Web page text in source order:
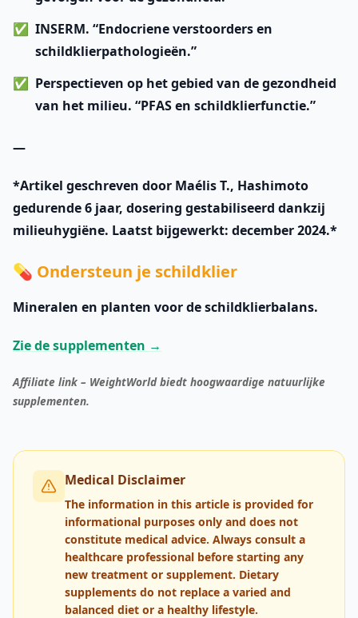
INSERM. “Endocriene verstoorders en
schildklierpathologieën.”
Perspectieven op het gebied van de gezondheid
van het milieu. “PFAS en schildklierfunctie.”
—
*Artikel geschreven door Maélis T., Hashimoto
gedurende 6 jaar, dosering gestabiliseerd dankzij
milieuhygiëne. Laatst bijgewerkt: december 2024.*
💊 Ondersteun je schildklier
Mineralen en planten voor de schildklierbalans.
Zie de supplementen →
Affiliate link – WeightWorld biedt hoogwaardige natuurlijke
supplementen.
Medical Disclaimer
The information in this article is provided for
informational purposes only and does not
constitute medical advice. Always consult a
healthcare professional before starting any
new treatment or supplement. Dietary
supplements do not replace a varied and
balanced diet or a healthy lifestyle.